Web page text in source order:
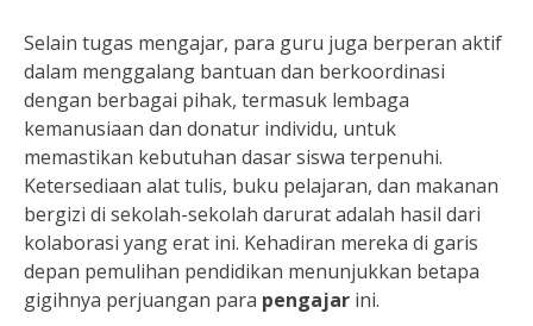
Selain tugas mengajar, para guru juga berperan aktif
dalam menggalang bantuan dan berkoordinasi
dengan berbagai pihak, termasuk lembaga
kemanusiaan dan donatur individu, untuk
memastikan kebutuhan dasar siswa terpenuhi.
Ketersediaan alat tulis, buku pelajaran, dan makanan
bergizi di sekolah-sekolah darurat adalah hasil dari
kolaborasi yang erat ini. Kehadiran mereka di garis
depan pemulihan pendidikan menunjukkan betapa
gigihnya perjuangan para pengajar ini.